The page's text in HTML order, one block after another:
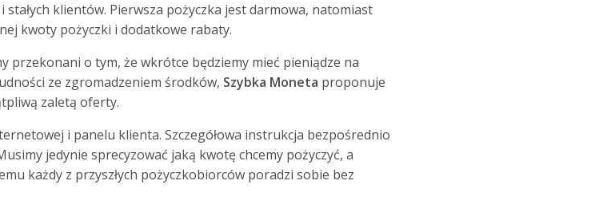
klientów. Pierwsza pożyczka jest darmowa, natomiast
kwoty pożyczki i dodatkowe rabaty.
przekonani o tym, że wkrótce będziemy mieć pieniądze na
ze zgromadzeniem środków, Szybka Moneta proponuje
zaletą oferty.
i panelu klienta. Szczegółowa instrukcja bezpośrednio
jedynie sprecyzować jaką kwotę chcemy pożyczyć, a
każdy z przyszłych pożyczkobiorców poradzi sobie bez